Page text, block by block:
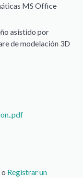
MS Office
asistido por
de modelación 3D
o Registrar un